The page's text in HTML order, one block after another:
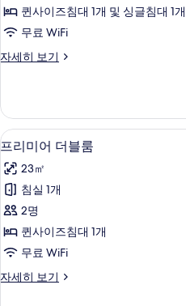
룸
진
두
보
기
퀸사이즈침대 1개 및 싱글침대 1개
무료 WiFi
자세히 보기
디
윈
룸
자
히
보
기
프
리
미
어
더
블
사
7
프리미어 더블룸
23㎡
침실 1개
2명
퀸사이즈침대 1개
무료 WiFi
자세히 보기
프